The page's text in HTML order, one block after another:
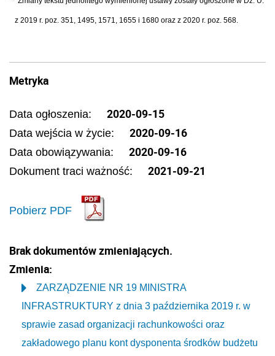
z 2019 r. poz. 351, 1495, 1571, 1655 i 1680 orazz 2020 r. poz. 568.
Metryka
Data ogłoszenia: 2020-09-15
Data wejścia w życie: 2020-09-16
Data obowiązywania: 2020-09-16
Dokument traci ważność: 2021-09-21
Pobierz PDF
Brak dokumentów zmieniających.
Zmienia:
ZARZĄDZENIE NR 19 MINISTRA
INFRASTRUKTURY z dnia 3 października 2019 r. w
sprawie zasad organizacji rachunkowości oraz
zakładowego planu kont dysponenta środków budżetu